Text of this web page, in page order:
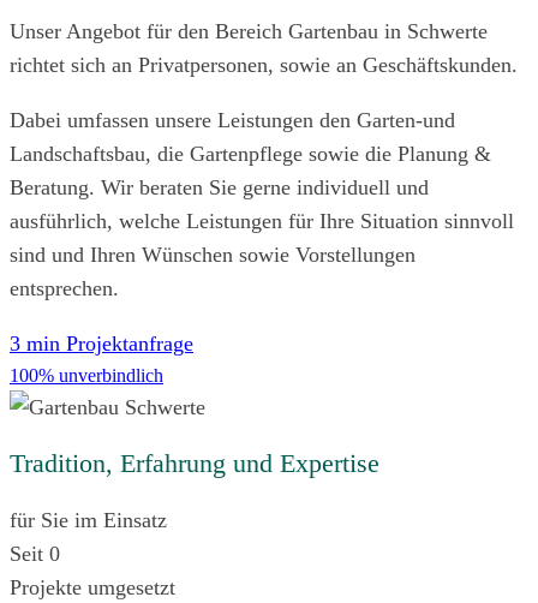
Unser Angebot für den Bereich Gartenbau in Schwerte
richtet sich an Privatpersonen, sowie an Geschäftskunden.
Dabei umfassen unsere Leistungen den Garten-und
Landschaftsbau, die Gartenpflege sowie die Planung &
Beratung. Wir beraten Sie gerne individuell und
ausführlich, welche Leistungen für Ihre Situation sinnvoll
sind und Ihren Wünschen sowie Vorstellungen
entsprechen.
3 min Projektanfrage
100% unverbindlich
Tradition, Erfahrung und Expertise
für Sie im Einsatz
Seit 0
Projekte umgesetzt